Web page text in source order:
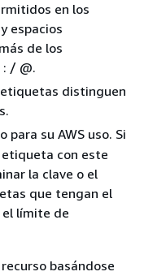
en los
espacios
de los
/ @.
etiquetas distinguen
su AWS uso. Si
con este
la clave o el
que tengan el
el límite de
basándose